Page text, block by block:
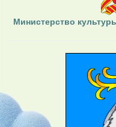
Министерство